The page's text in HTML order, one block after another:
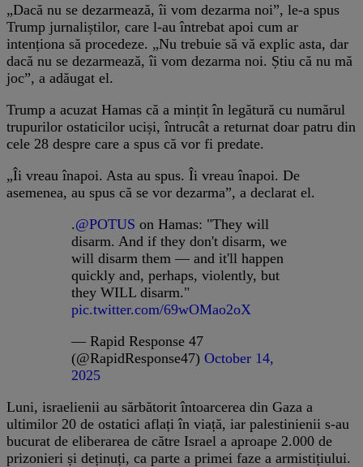
„Dacă nu se dezarmează, îi vom dezarma noi”, le-a spus
Trump jurnaliștilor, care l-au întrebat apoi cum ar
intenționa să procedeze. „Nu trebuie să vă explic asta, dar
dacă nu se dezarmează, îi vom dezarma noi. Știu că nu mă
joc”, a adăugat el.
Trump a acuzat Hamas că a mințit în legătură cu numărul
trupurilor ostaticilor uciși, întrucât a returnat doar patru din
cele 28 despre care a spus că vor fi predate.
„Îi vreau înapoi. Asta au spus. Îi vreau înapoi. De
asemenea, au spus că se vor dezarma”, a declarat el.
.@POTUS on Hamas: "They will
disarm. And if they don't disarm, we
will disarm them — and it'll happen
quickly and, perhaps, violently, but
they WILL disarm."
pic.twitter.com/69wOMao2oX
— Rapid Response 47
(@RapidResponse47) October 14,
2025
Luni, israelienii au sărbătorit întoarcerea din Gaza a
ultimilor 20 de ostatici aflați în viață, iar palestinienii s-au
bucurat de eliberarea de către Israel a aproape 2.000 de
prizonieri și deținuți, ca parte a primei faze a armistițiului.